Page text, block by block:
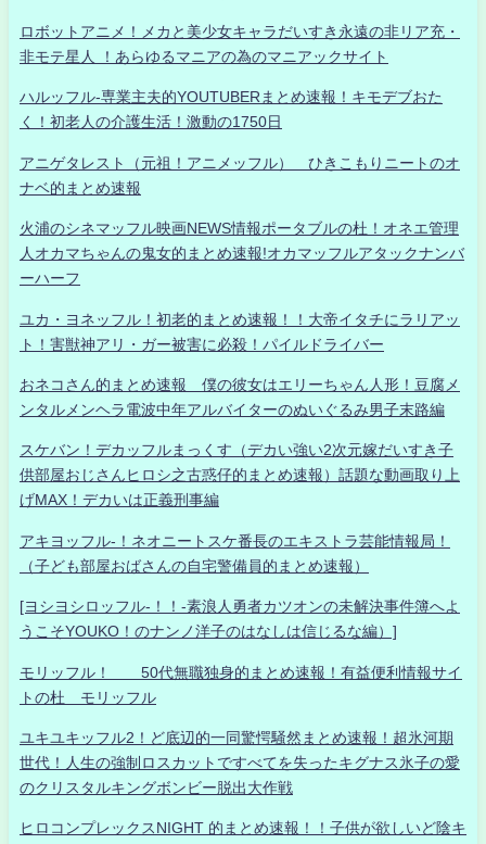
ロボットアニメ！メカと美少女キャラだいすき永遠の非リア充・
非モテ星人 ！あらゆるマニアの為のマニアックサイト
ハルッフル-専業主夫的YOUTUBERまとめ速報！キモデブおた
く！初老人の介護生活！激動の1750日
アニゲタレスト（元祖！アニメッフル） ひきこもりニートのオ
ナベ的まとめ速報
火浦のシネマッフル映画NEWS情報ポータブルの杜！オネエ管理
人オカマちゃんの鬼女的まとめ速報!オカマッフルアタックナンバ
ーハーフ
ユカ・ヨネッフル！初老的まとめ速報！！大帝イタチにラリアッ
ト！害獣神アリ・ガー被害に必殺！パイルドライバー
おネコさん的まとめ速報 僕の彼女はエリーちゃん人形！豆腐メ
ンタルメンヘラ電波中年アルバイターのぬいぐるみ男子末路編
スケバン！デカッフルまっくす（デカい強い2次元嫁だいすき子
供部屋おじさんヒロシ之古惑仔的まとめ速報）話題な動画取り上
げMAX！デカいは正義刑事編
アキヨッフル-！ネオニートスケ番長のエキストラ芸能情報局！
（子ども部屋おばさんの自宅警備員的まとめ速報）
[ヨシヨシロッフル-！！-素浪人勇者カツオンの未解決事件簿へよ
うこそYOUKO！のナンノ洋子のはなしは信じるな編）]
モリッフル！ 50代無職独身的まとめ速報！有益便利情報サイ
トの杜 モリッフル
ユキユキッフル2！ど底辺的一同驚愕騒然まとめ速報！超氷河期
世代！人生の強制ロスカットですべてを失ったキグナス氷子の愛
のクリスタルキングボンビー脱出大作戦
ヒロコンプレックスNIGHT 的まとめ速報！！子供が欲しいど陰キ